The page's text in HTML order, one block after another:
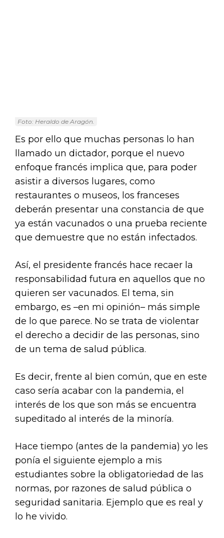
Foto: Heraldo de Aragón.
Es por ello que muchas personas lo han
llamado un dictador, porque el nuevo
enfoque francés implica que, para poder
asistir a diversos lugares, como
restaurantes o museos, los franceses
deberán presentar una constancia de que
ya están vacunados o una prueba reciente
que demuestre que no están infectados.
Así, el presidente francés hace recaer la
responsabilidad futura en aquellos que no
quieren ser vacunados. El tema, sin
embargo, es –en mi opinión– más simple
de lo que parece. No se trata de violentar
el derecho a decidir de las personas, sino
de un tema de salud pública.
Es decir, frente al bien común, que en este
caso sería acabar con la pandemia, el
interés de los que son más se encuentra
supeditado al interés de la minoría.
Hace tiempo (antes de la pandemia) yo les
ponía el siguiente ejemplo a mis
estudiantes sobre la obligatoriedad de las
normas, por razones de salud pública o
seguridad sanitaria. Ejemplo que es real y
lo he vivido.